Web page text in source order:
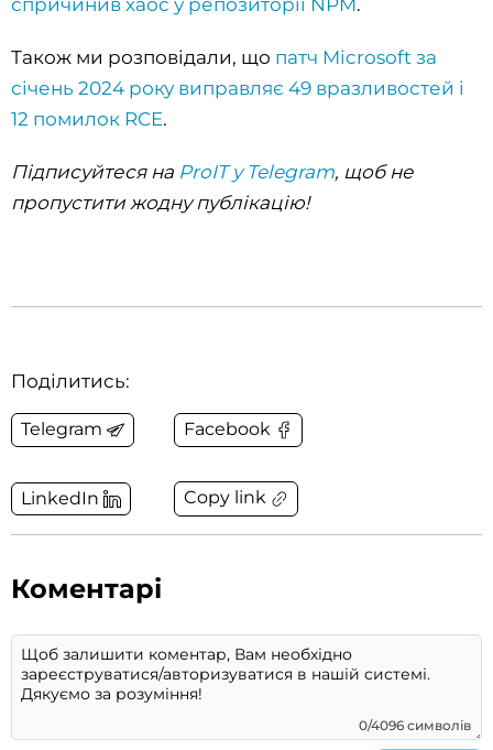
спричинив хаос у репозиторії NPM.
Також ми розповідали, що патч Microsoft за
січень 2024 року виправляє 49 вразливостей і
12 помилок RCE.
Підписуйтеся на ProIT у Telegram, щоб не
пропустити жодну публікацію!
Поділитись:
Telegram Facebook
LinkedIn Copy link
Коментарі
0/4096 символів